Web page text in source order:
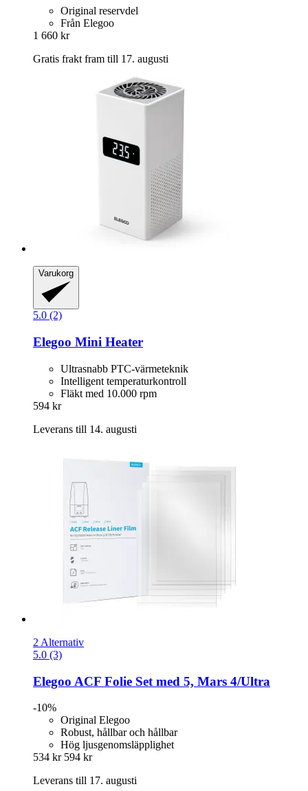
Original reservdel
Från Elegoo
1 660 kr
Gratis frakt fram till 17. augusti
Varukorg
5.0 (2)
Elegoo Mini Heater
Ultrasnabb PTC-värmeteknik
Intelligent temperaturkontroll
Fläkt med 10.000 rpm
594 kr
Leverans till 14. augusti
2 Alternativ
5.0 (3)
Elegoo ACF Folie Set med 5, Mars 4/Ultra
-10%
Original Elegoo
Robust, hållbar och hållbar
Hög ljusgenomsläpplighet
534 kr 594 kr
Leverans till 17. augusti